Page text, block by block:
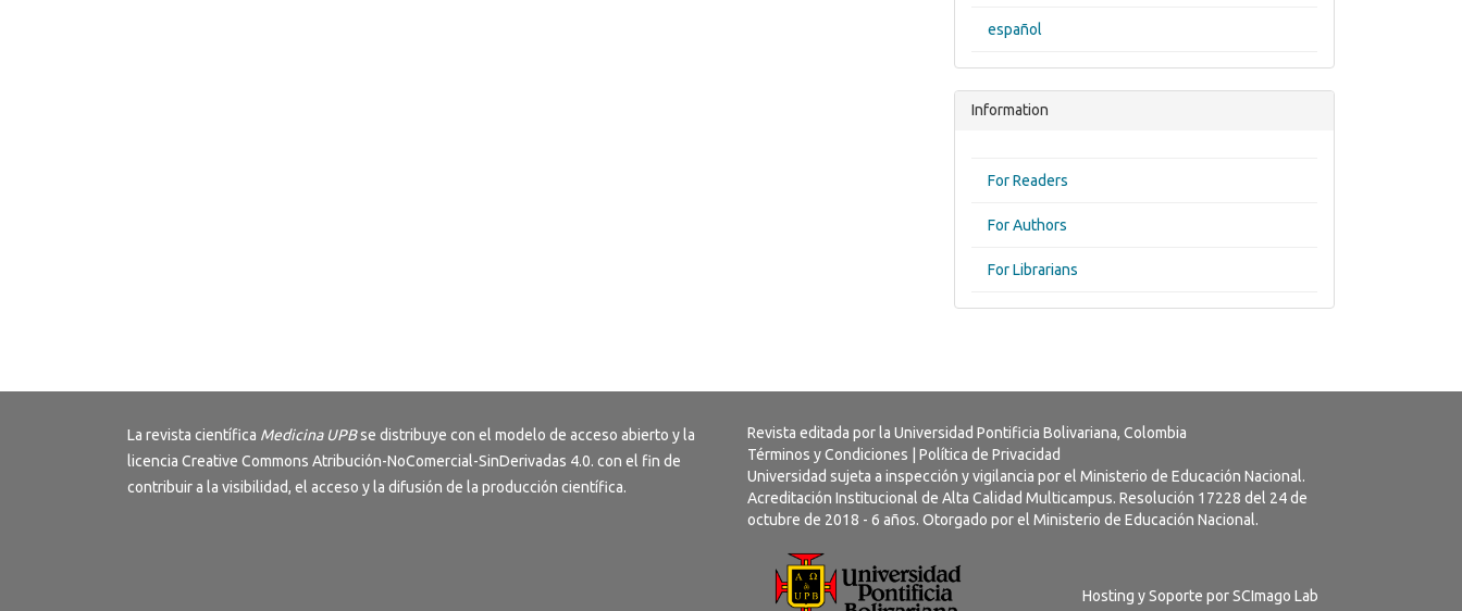
español
Information
For Readers
For Authors
For Librarians
La revista científica Medicina UPBse distribuye con el modelo de acceso abierto y la
licencia Creative Commons Atribución-NoComercial-SinDerivadas 4.0. con el fin de
contribuir a la visibilidad, el acceso y la difusión de la producción científica.
Revista editada por la Universidad Pontificia Bolivariana, Colombia
Términos y Condiciones
Política de Privacidad
Universidad sujeta a inspección y vigilancia por el Ministerio de Educación Nacional.
Acreditación Institucional de Alta Calidad Multicampus. Resolución 17228 del 24 de
octubre de 2018 - 6 años. Otorgado por el Ministerio de Educación Nacional.
Hosting y Soporte porSCImago Lab